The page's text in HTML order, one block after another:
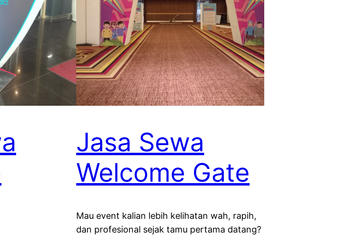
Jasa Sewa
Welcome Gate
Mau event kalian lebih kelihatan wah, rapih,
dan profesional sejak tamu pertama datang?